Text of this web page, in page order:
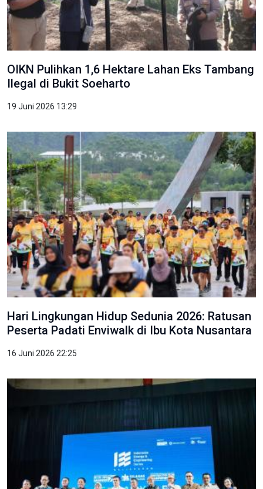
OIKN Pulihkan 1,6 Hektare Lahan Eks Tambang
Ilegal di Bukit Soeharto
19 Juni 2026 13:29
Hari Lingkungan Hidup Sedunia 2026: Ratusan
Peserta Padati Enviwalk di Ibu Kota Nusantara
16 Juni 2026 22:25